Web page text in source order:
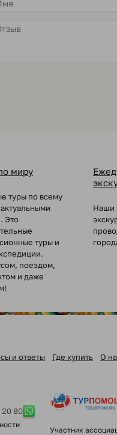
миру
туры по всему
Это
туры и
поездом,
и даже
Наши
и ответы Где купить О
20 80
Участник